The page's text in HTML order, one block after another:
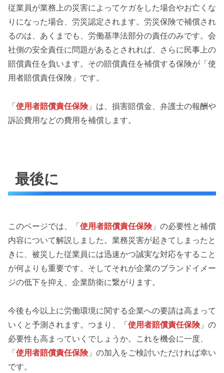
従業員が業務上の災害によってケガをした場合やお亡くな
りになった場合、労災認定されます。労災保険で補償され
るのは、あくまでも、労働基準法部分の責任のみです。会
社側の安全責任に問題があるとされれば、さらに民事上の
賠償責任を負います。その賠償責任を補償する保険が「使
用者賠償責任保険」です。
「使用者賠償責任保険」は、損害賠償金、弁護士の報酬や
訴訟費用などの費用を補償します。
最後に
このベージでは、「使用者賠償責任保険」の必要性と補償
内容について解説しました。業務災害が起きてしまったと
きに、被災した従業員には迅速かつ誠実な対応をすること
が何よりも重要です。そしてそれが企業のブランドイメー
ジの低下を抑え、企業防衛に繋がります。
今後も今以上に労働環境に関する企業への要請は高まって
いくと予測されます。つまり、「使用者賠償責任保険」の
必要性も高まっていくでしょうか。これを機会に一度、
「使用者賠償責任保険」の加入をご検討いただければ幸い
です。